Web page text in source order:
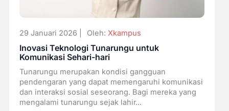
29 Januari 2026 | Oleh: Xkampus
Inovasi Teknologi Tunarungu untuk
Komunikasi Sehari-hari
Tunarungu merupakan kondisi gangguan
pendengaran yang dapat memengaruhi komunikasi
dan interaksi sosial seseorang. Bagi mereka yang
mengalami tunarungu sejak lahir...